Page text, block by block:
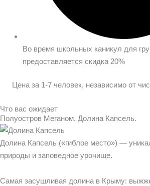
Во время школьных каникул для
предоставляется скидка 20%
Цена за 1-7 человек, независимо от
Что вас ожидает
Полуостров Меганом. Долина Капсель.
Долина Капсель («гиблое место») —
природы и заповедное урочище.
Самая засушливая долина в Крыму: